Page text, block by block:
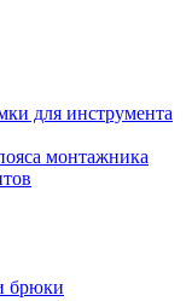
для инструмента
монтажника
брюки